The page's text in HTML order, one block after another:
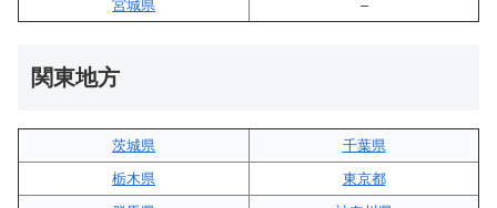
宮城県
–
関東地方
茨城県
千葉県
栃木県
東京都